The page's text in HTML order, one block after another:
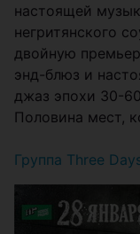
настоящей
негритянского
двойную
энд-блюз и
джаз эпохи 30-
Половина мест,
Группа Three